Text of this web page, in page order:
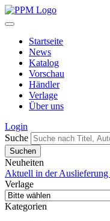
Startseite
News
Katalog
Vorschau
Händler
Verlage
Über uns
Login
Suche
Neuheiten
Aktuell in der Auslieferung
Verlage
Kategorien